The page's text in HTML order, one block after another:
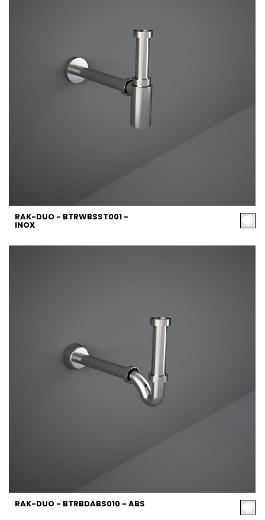
RAK-DUO - BTRWBSST001 -
INOX
RAK-DUO - BTRBDABS010 - ABS